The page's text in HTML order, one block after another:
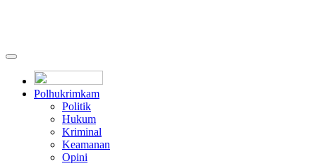
Polhukrimkam
Politik
Hukum
Kriminal
Keamanan
Opini